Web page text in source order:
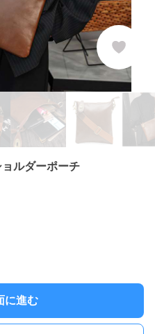
ルダーポーチ
に進む